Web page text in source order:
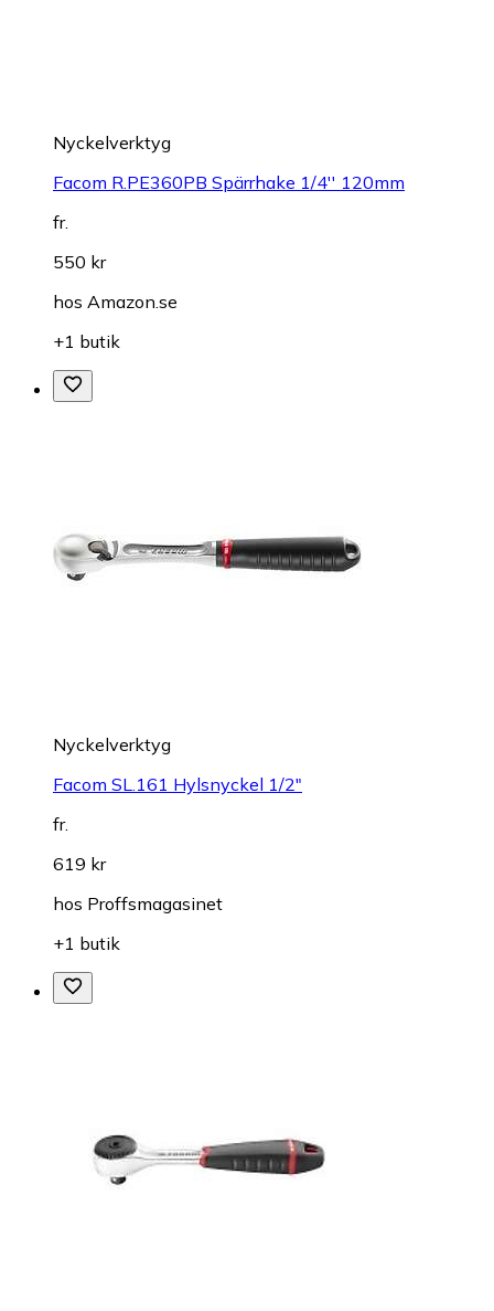
Nyckelverktyg
Facom R.PE360PB Spärrhake 1/4'' 120mm
fr.
550 kr
hos Amazon.se
+1 butik
Nyckelverktyg
Facom SL.161 Hylsnyckel 1/2"
fr.
619 kr
hos Proffsmagasinet
+1 butik